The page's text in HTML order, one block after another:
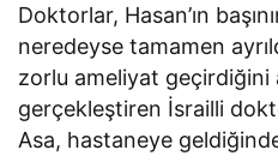
Doktorlar, Hasan’ın
neredeyse tamamen
zorlu ameliyat geçirdiğini
gerçekleştiren İsrailli
Asa, hastaneye